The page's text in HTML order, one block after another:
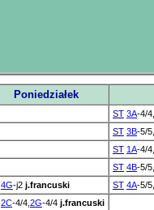
Poniedziałek
ST 3A-4/4,
ST 3B-5/5,
ST 1A-4/4,
ST 4B-5/5,
4G-j2 j.francuski ST 4A-5/5,
2C-4/4, 2G-4/4 j.francuski